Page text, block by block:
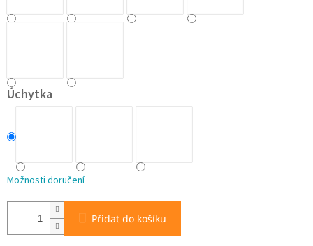
Úchytka
Možnosti doručení
Přidat do košíku